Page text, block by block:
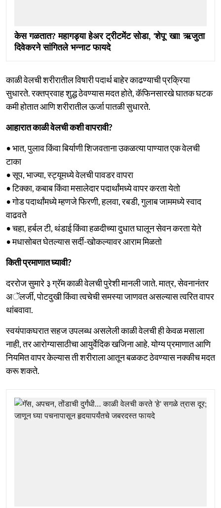
केस गळतात? महागड्या हेअर ट्रीटमेंट सोडा, 'शेपू' खा! ऋजुता
दिवेकरने सांगितले भन्नाट फायदे
काळी वेलची शरीरातील विषारी पदार्थ बाहेर काढण्याची प्रक्रिया
सुधारते. रक्तप्रवाह शुद्ध ठेवण्यास मदत होते, कॅफिनसारखे घातक घटक
कमी होतात आणि शरीरातील ऊर्जा पातळी सुधारते.
आहारात काळी वेलची कशी वापरावी?
• भात, पुलाव किंवा बिर्याणी शिजवताना उकळत्या पाण्यात एक वेलची
टाका
• सूप, भाज्या, स्ट्यूमध्ये वेलची पावडर वापरा
• टिक्का, कबाब किंवा मसालेदार पदार्थांमध्ये वापर करता येतो
• गोड पदार्थांमध्ये म्हणजे फिरणी, हलवा, रबडी, गुलाब जाममध्ये स्वाद
वाढवते
• चहा, हर्बल टी, थंडाई किंवा हळदीच्या दुधात घालून सेवन करता येते
• मधासोबत घेतल्यास सर्दी-खोकल्यावर आराम मिळतो
किती प्रमाणात घ्यावी?
दररोज सुमारे ३ ग्रॅम काळी वेलची पुरेशी मानली जाते. मात्र, सेवनानंतर
अॅलर्जी, पोटदुखी किंवा त्वचेची समस्या जाणवत असल्यास त्वरित वापर
थांबवावा.
स्वयंपाकघरात सहज उपलब्ध असलेली काळी वेलची ही केवळ मसाला
नाही, तर आरोग्यासाठीचा आयुर्वेदिक खजिना आहे. योग्य प्रमाणात आणि
नियमित वापर केल्यास ती शरीराला आतून बळकट ठेवण्यास नक्कीच मदत
करू शकते.